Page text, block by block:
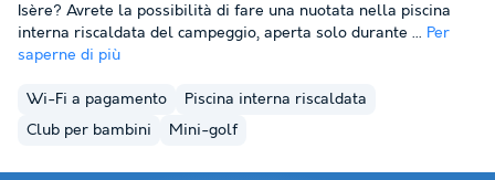
Isère? Avrete la possibilità di fare una nuotata nella piscina
interna riscaldata del campeggio, aperta solo durante ... Per
saperne di più
Wi-Fi a pagamento
Piscina interna riscaldata
Club per bambini
Mini-golf